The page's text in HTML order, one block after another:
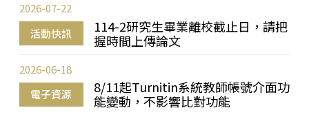
活動快訊
114-2研究生畢業離校截止日，請把
握時間上傳論文
2026-07-22
電子資源
8/11起Turnitin系統教師帳號介面功
能變動，不影響比對功能
2026-06-18